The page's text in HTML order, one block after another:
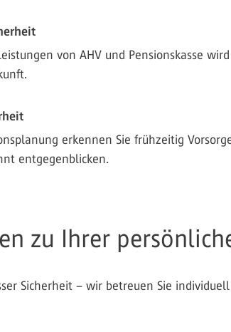
von AHV und Pensionskasse
erkennen Sie frühzeitig
entgegenblicken.
zu Ihrer
Sicherheit – wir betreuen Sie